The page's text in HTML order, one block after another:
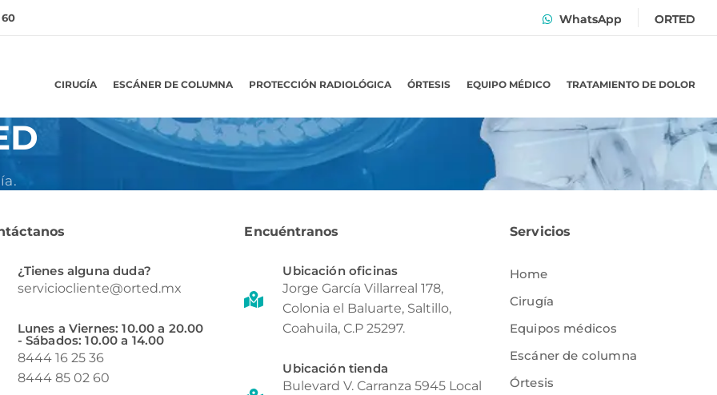
WhatsApp ORTED
CIRUGÍA ESCÁNER DE COLUMNA PROTECCIÓN RADIOLÓGICA ÓRTESIS EQUIPO MÉDICO TRATAMIENTO DE DOLOR
¿Tienes alguna duda?
serviciocliente@orted.mx
Lunes a Viernes: 10.00 a 20.00
- Sábados: 10.00 a 14.00
8444 16 25 36
8444 85 02 60
Encuéntranos
Ubicación oficinas
Jorge García Villarreal 178,
Colonia el Baluarte, Saltillo,
Coahuila, C.P 25297.
Ubicación tienda
Bulevard V. Carranza 5945 Local
Servicios
Home
Cirugía
Equipos médicos
Escáner de columna
Órtesis